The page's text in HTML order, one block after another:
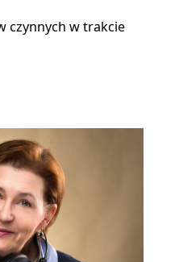
czynnych w trakcie